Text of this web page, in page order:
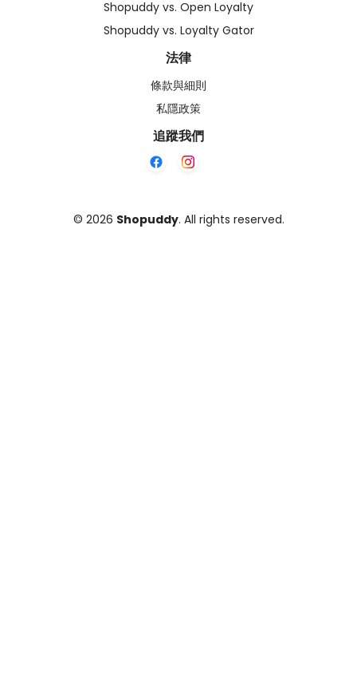
Shopuddy vs. Open Loyalty
Shopuddy vs. Loyalty Gator
法律
條款與細則
私隱政策
追蹤我們
© 2026 Shopuddy. All rights reserved.